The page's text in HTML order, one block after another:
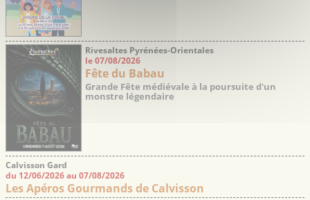
Rivesaltes Pyrénées-Orientales
le 07/08/2026
Fête du Babau
Grande Fête médiévale à la poursuite d'un
monstre légendaire
Calvisson Gard
du 12/06/2026 au 07/08/2026
Les Apéros Gourmands de Calvisson